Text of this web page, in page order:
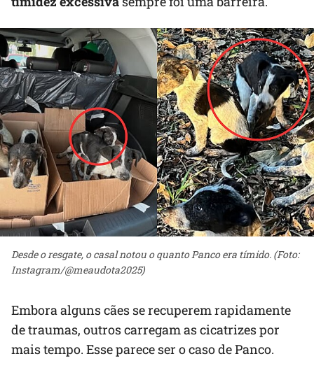
Desde o resgate, o casal notou o quanto Panco era tímido. (Foto:
Instagram/@meaudota2025)
Embora alguns cães se recuperem rapidamente
de traumas, outros carregam as cicatrizes por
mais tempo. Esse parece ser o caso de Panco.